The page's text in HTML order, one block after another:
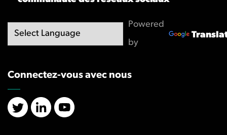
Powered
by
Connectez-vous avec nous
X/TwitterLinkedInYouTube